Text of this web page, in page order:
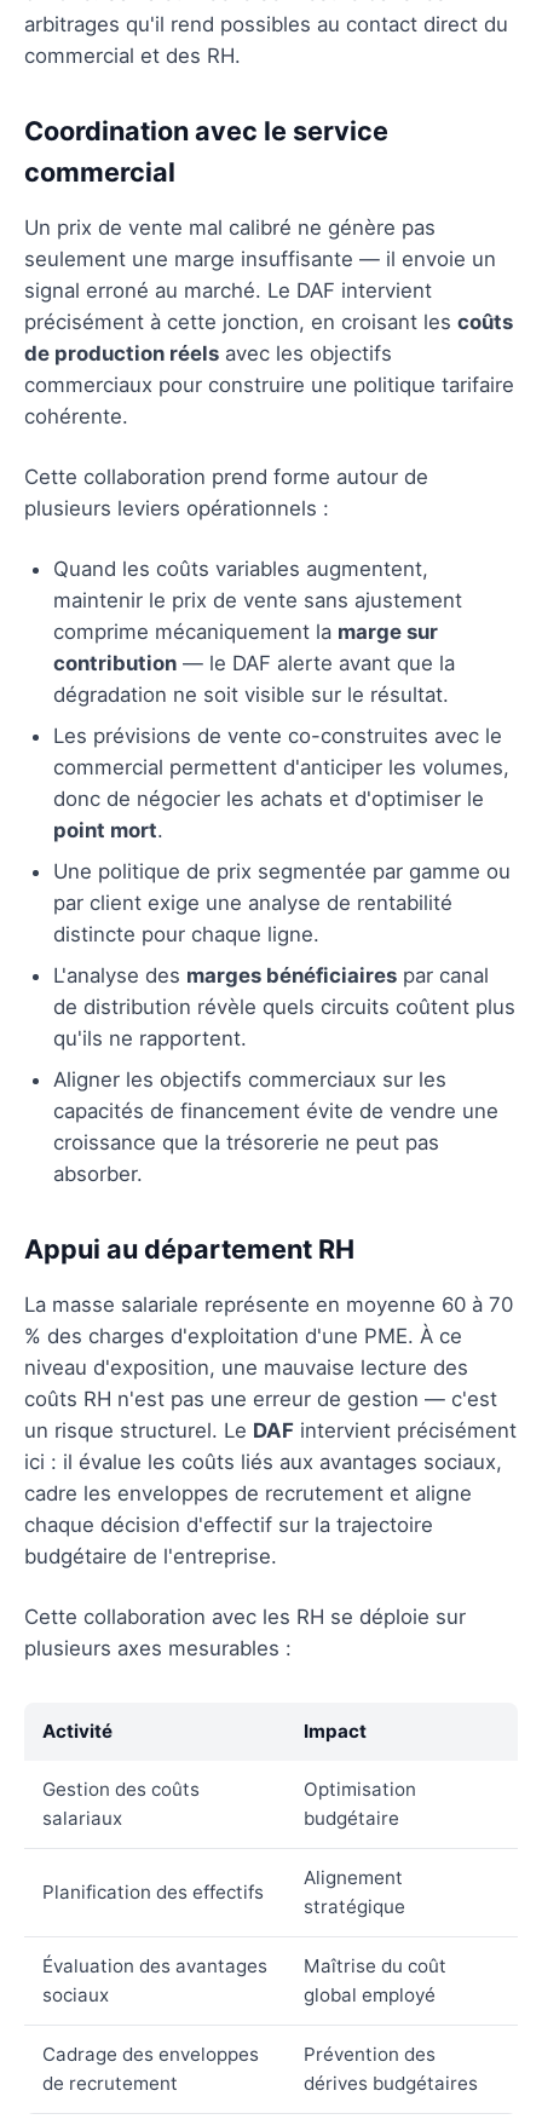
arbitrages qu'il rend possibles au contact direct du
commercial et des RH.
Coordination avec le service
commercial
Un prix de vente mal calibré ne génère pas
seulement une marge insuffisante — il envoie un
signal erroné au marché. Le DAF intervient
précisément à cette jonction, en croisant les coûts
de production réels avec les objectifs
commerciaux pour construire une politique tarifaire
cohérente.
Cette collaboration prend forme autour de
plusieurs leviers opérationnels :
Quand les coûts variables augmentent,
maintenir le prix de vente sans ajustement
comprime mécaniquement la marge sur
contribution — le DAF alerte avant que la
dégradation ne soit visible sur le résultat.
Les prévisions de vente co-construites avec le
commercial permettent d'anticiper les volumes,
donc de négocier les achats et d'optimiser le
point mort.
Une politique de prix segmentée par gamme ou
par client exige une analyse de rentabilité
distincte pour chaque ligne.
L'analyse des marges bénéficiaires par canal
de distribution révèle quels circuits coûtent plus
qu'ils ne rapportent.
Aligner les objectifs commerciaux sur les
capacités de financement évite de vendre une
croissance que la trésorerie ne peut pas
absorber.
Appui au département RH
La masse salariale représente en moyenne 60 à 70
% des charges d'exploitation d'une PME. À ce
niveau d'exposition, une mauvaise lecture des
coûts RH n'est pas une erreur de gestion — c'est
un risque structurel. Le DAF intervient précisément
ici : il évalue les coûts liés aux avantages sociaux,
cadre les enveloppes de recrutement et aligne
chaque décision d'effectif sur la trajectoire
budgétaire de l'entreprise.
Cette collaboration avec les RH se déploie sur
plusieurs axes mesurables :
Activité Impact
Gestion des coûts
salariaux
Optimisation
budgétaire
Planification des effectifs
Alignement
stratégique
Évaluation des avantages
sociaux
Maîtrise du coût
global employé
Cadrage des enveloppes
de recrutement
Prévention des
dérives budgétaires